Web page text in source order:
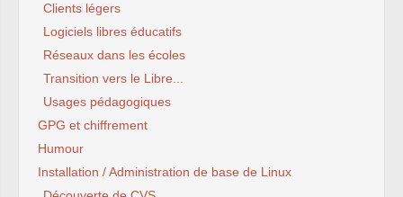
Clients légers
Logiciels libres éducatifs
Réseaux dans les écoles
Transition vers le Libre...
Usages pédagogiques
GPG et chiffrement
Humour
Installation / Administration de base de Linux